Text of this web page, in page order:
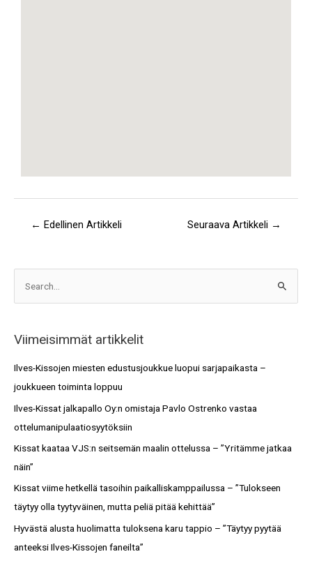
← Edellinen Artikkeli Seuraava Artikkeli →
e
r
c
h
Viimeisimmät artikkelit
Ilves-Kissojen miesten edustusjoukkue luopui sarjapaikasta –
joukkueen toiminta loppuu
Ilves-Kissat jalkapallo Oy:n omistaja Pavlo Ostrenko vastaa
ottelumanipulaatiosyytöksiin
Kissat kaataa VJS:n seitsemän maalin ottelussa – ”Yritämme jatkaa
näin”
Kissat viime hetkellä tasoihin paikalliskamppailussa – ”Tulokseen
täytyy olla tyytyväinen, mutta peliä pitää kehittää”
Hyvästä alusta huolimatta tuloksena karu tappio – ”Täytyy pyytää
anteeksi Ilves-Kissojen faneilta”
i
t
o
t